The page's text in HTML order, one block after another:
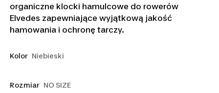
organiczne klocki hamulcowe do rowerów
Elvedes zapewniające wyjątkową jakość
hamowania i ochronę tarczy.
Kolor Niebieski
Rozmiar NO SIZE